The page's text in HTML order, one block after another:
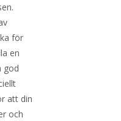
för
en
god
att din
och